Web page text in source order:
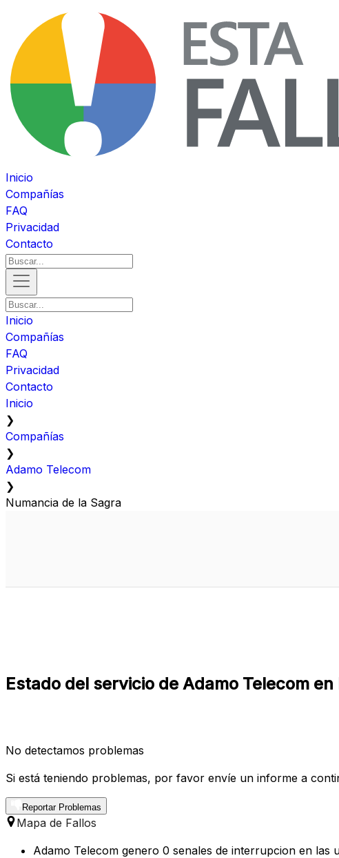
Inicio
Compañías
FAQ
Privacidad
Contacto
Inicio
Compañías
FAQ
Privacidad
Contacto
Inicio
❯
Compañías
❯
Adamo Telecom
❯
Numancia de la Sagra
Estado del servicio de Adamo Telecom
No detectamos problemas
Si está teniendo problemas, por favor envíe un informe a
Reportar Problemas
Mapa de Fallos
Adamo Telecom genero 0 senales de interrupcion en